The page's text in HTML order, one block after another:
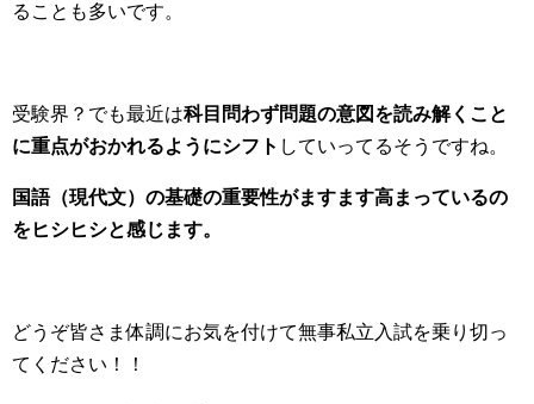
ることも多いです。
受験界？でも最近は科目問わず問題の意図を読み解くこと
に重点がおかれるようにシフト していってるそうですね。
国語（現代文）の基礎の重要性がますます高まっているの
をヒシヒシと感じます。
どうぞ皆さま体調にお気を付けて無事私立入試を乗り切っ
てください！！